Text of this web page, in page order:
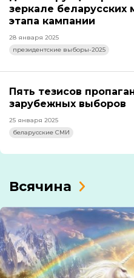
зеркале беларусских
этапа кампании
28 января 2025
президентские выборы-2025
Пять тезисов
зарубежных выборов
25 января 2025
беларусские СМИ
Всячина